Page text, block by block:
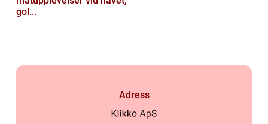
gol...
Adress